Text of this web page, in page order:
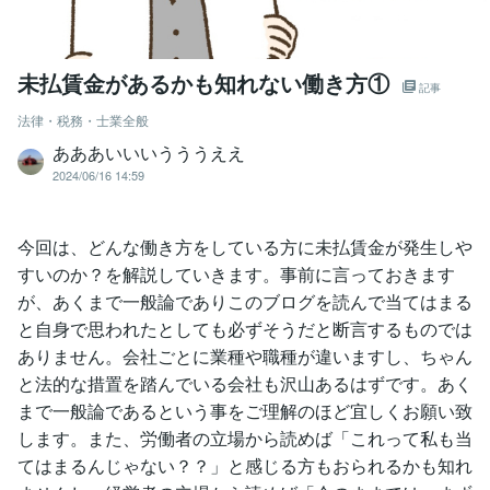
未払賃金があるかも知れない働き方① 記事
法律・税務・士業全般
あああいいいうううええ
2024/06/16 14:59
今回は、どんな働き方をしている方に未払賃金が発生しや
すいのか？を解説していきます。事前に言っておきます
が、あくまで一般論でありこのブログを読んで当てはまる
と自身で思われたとしても必ずそうだと断言するものでは
ありません。会社ごとに業種や職種が違いますし、ちゃん
と法的な措置を踏んでいる会社も沢山あるはずです。あく
まで一般論であるという事をご理解のほど宜しくお願い致
します。また、労働者の立場から読めば「これって私も当
てはまるんじゃない？？」と感じる方もおられるかも知れ